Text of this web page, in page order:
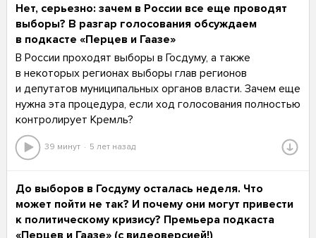
Нет, серьезно: зачем в России все еще проводят
выборы? В разгар голосования обсуждаем
в подкасте «Перцев и Гаазе»
В России проходят выборы в Госдуму, а также
в некоторых регионах выборы глав регионов
и депутатов муниципальных органов власти. Зачем еще
нужна эта процедура, если ход голосования полностью
контролирует Кремль?
39 минут 5 лет назад
До выборов в Госдуму осталась неделя. Что
может пойти не так? И почему они могут привести
к политическому кризису? Премьера подкаста
«Перцев и Гаазе» (с видеоверсией!)